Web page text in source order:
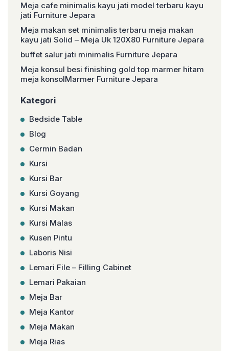
Meja cafe minimalis kayu jati model terbaru kayu
jati Furniture Jepara
Meja makan set minimalis terbaru meja makan
kayu jati Solid – Meja Uk 120X80 Furniture Jepara
buffet salur jati minimalis Furniture Jepara
Meja konsul besi finishing gold top marmer hitam
meja konsolMarmer Furniture Jepara
Kategori
Bedside Table
Blog
Cermin Badan
Kursi
Kursi Bar
Kursi Goyang
Kursi Makan
Kursi Malas
Kusen Pintu
Laboris Nisi
Lemari File – Filling Cabinet
Lemari Pakaian
Meja Bar
Meja Kantor
Meja Makan
Meja Rias